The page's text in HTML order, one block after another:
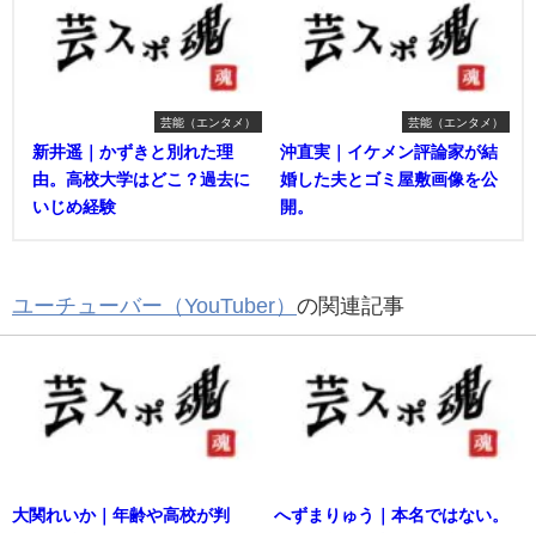
芸能（エンタメ）
新井遥｜かずきと別れた理
由。高校大学はどこ？過去に
いじめ経験
芸能（エンタメ）
沖直実｜イケメン評論家が結
婚した夫とゴミ屋敷画像を公
開。
ユーチューバー（YouTuber） の関連記事
大関れいか｜年齢や高校が判
へずまりゅう｜本名ではない。